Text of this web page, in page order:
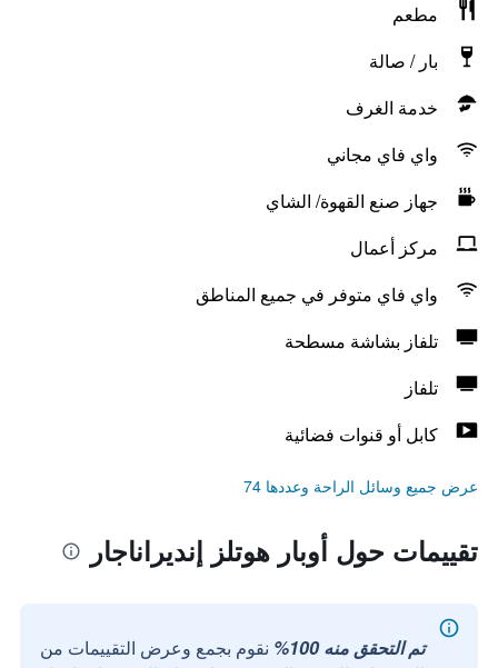
مطعم
بار / صالة
خدمة الغرف
واي فاي مجاني
جهاز صنع القهوة/ الشاي
مركز أعمال
واي فاي متوفر في جميع المناطق
تلفاز بشاشة مسطحة
تلفاز
كابل أو قنوات فضائية
عرض جميع وسائل الراحة وعددها 74
تقييمات حول أوبار هوتلز إنديراناجار
تم التحقق منه 100%
نقوم بجمع وعرض التقييمات من